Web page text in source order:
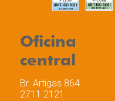
Oficina
central
Br. Artigas 864
2711 2121